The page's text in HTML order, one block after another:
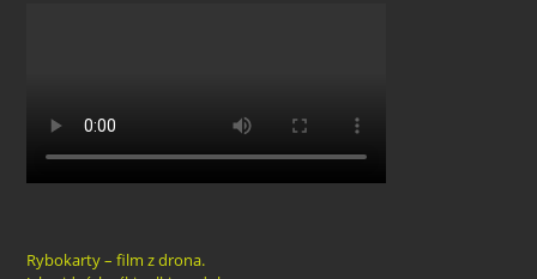
Rybokarty – film z drona.